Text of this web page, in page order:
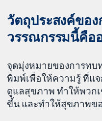
วัตถุประสงค์ขอ
วรรณกรรมนี้คือ
จุดมุ่งหมายของการท
พิมพ์เพื่อให้ความรู้ ที่แ
ดูแลสุขภาพ ทำให้พวก
ขึ้น และทำให้สุขภาพข